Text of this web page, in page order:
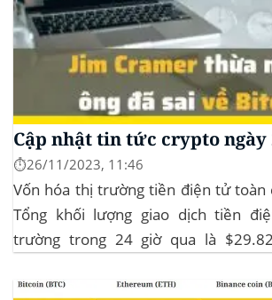
Cập nhật tin tức crypto ngày
⏱️26/11/2023, 11:46
Vốn hóa thị trường tiền điện tử toàn
Tổng khối lượng giao dịch tiền
trường trong 24 giờ qua là
chiếm 11.77% tổng khối lượng giao